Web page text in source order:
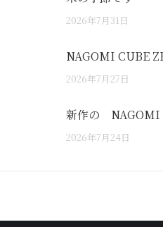
2026年7月31日
NAGOMI
2026年7月27日
新作の
2026年7月24日